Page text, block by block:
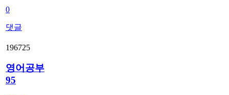
0
댓글
196725
영어공부
95